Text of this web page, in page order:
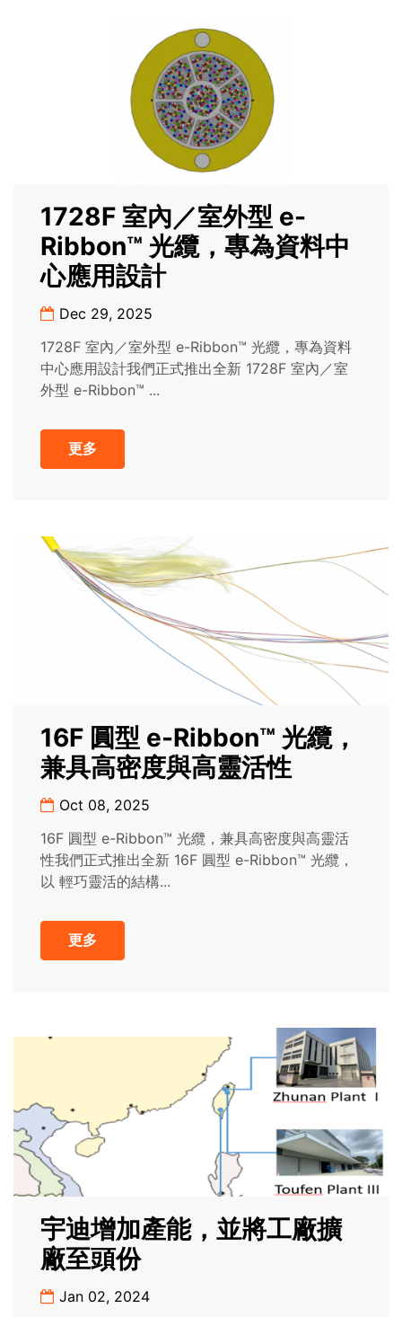
1728F 室內／室外型 e-
Ribbon™ 光纜，專為資料中
心應用設計
Dec 29, 2025
1728F 室內／室外型 e-Ribbon™ 光纜，專為資料
中心應用設計我們正式推出全新 1728F 室內／室
外型 e-Ribbon™ ...
更多
16F 圓型 e-Ribbon™ 光纜，
兼具高密度與高靈活性
Oct 08, 2025
16F 圓型 e-Ribbon™ 光纜，兼具高密度與高靈活
性我們正式推出全新 16F 圓型 e-Ribbon™ 光纜，
以 輕巧靈活的結構...
更多
宇迪增加產能，並將工廠擴
廠至頭份
Jan 02, 2024